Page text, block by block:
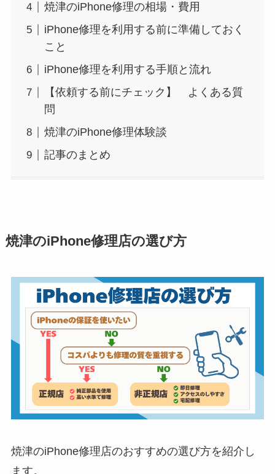
焼津のiPhone修理の相場・費用
iPhone修理を利用する前に準備しておく
こと
iPhone修理を利用する手順と流れ
【依頼する前にチェック】 よくある質
問
焼津のiPhone修理体験談
記事のまとめ
焼津のiPhone修理店の選び方
焼津のiPhone修理店のおすすめの選び方を紹介し
ます。